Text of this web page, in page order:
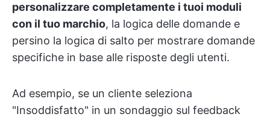
personalizzare completamente i tuoi moduli
con il tuo marchio, la logica delle domande e
persino la logica di salto per mostrare domande
specifiche in base alle risposte degli utenti.
Ad esempio, se un cliente seleziona
"Insoddisfatto" in un sondaggio sul feedback